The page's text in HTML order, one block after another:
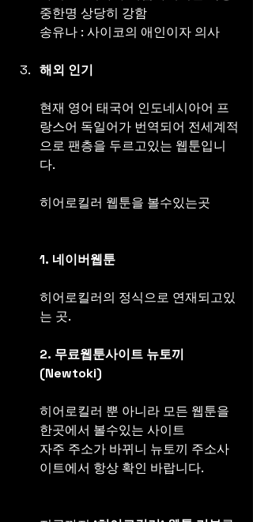
중한명 상당히 강함
송유나 : 사이코의 애인이자 의사
해외 인기
현재 영어 태국어 인도네시아어 프
랑스어 독일어가 번역되어 전세계적
으로 팬층을 두르고있는 웹툰입니
다.
히어로킬러 웹툰을 볼수있는곳
1. 네이버웹툰
히어로킬러의 정식으로 연재되고있
는 곳.
2. 무료웹툰사이트 뉴토끼
(Newtoki)
히어로킬러 뿐 아니라 모든 웹툰을
한곳에서 볼수있는 사이트
자주 주소가 바뀌니 뉴토끼 주소사
이트에서 항상 확인 바랍니다.